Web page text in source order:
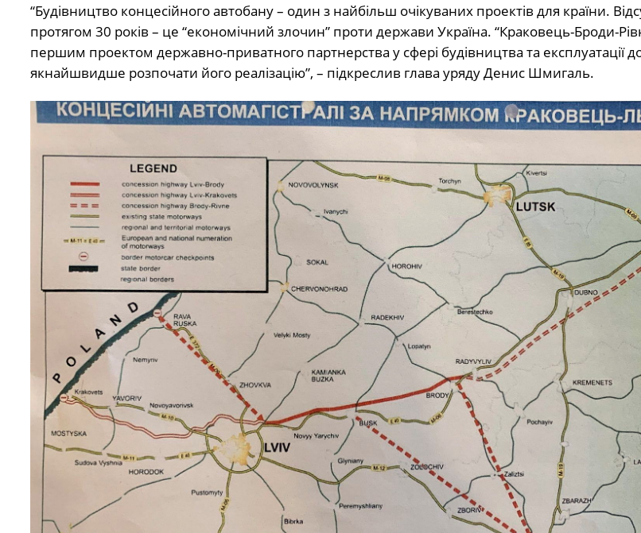
“Будівництво концесійного автобану – один з найбільш очікуваних проектів для країни.
протягом 30 років – це “економічний злочин” проти держави Україна. “Краковець-Броди-
першим проектом державно-приватного партнерства у сфері будівництва та експлуатації
якнайшвидше розпочати його реалізацію”, – підкреслив глава уряду Денис Шмигаль.